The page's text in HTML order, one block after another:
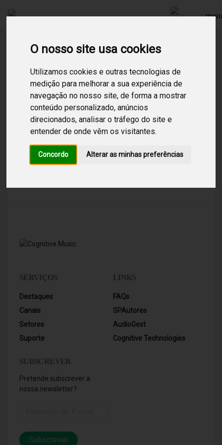
O nosso site usa cookies
Utilizamos cookies e outras tecnologias de
medição para melhorar a sua experiência de
navegação no nosso site, de forma a mostrar
conteúdo personalizado, anúncios
direcionados, analisar o tráfego do site e
entender de onde vêm os visitantes.
Concordo Alterar as minhas preferências
Procurar
Resultados encontrados para: neo soul
Neo soul
Canal com faixas que tem como sua base
melódica o soul, mas com incorporamento de
SERVIÇOS
Destaques
Canais
Setores
Suporte
LINKS
FAQs
SPAutores
AudioGest
Cognitive Technologies
SUBSCREVER
Pretende subscrever a
nossa newsletter?
Subscrever